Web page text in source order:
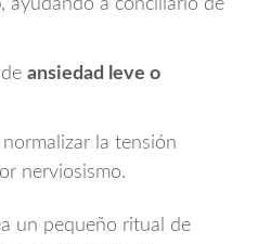
, ayudando a conciliarlo de
ansiedad leve o
la tensión
nerviosismo.
un pequeño ritual de